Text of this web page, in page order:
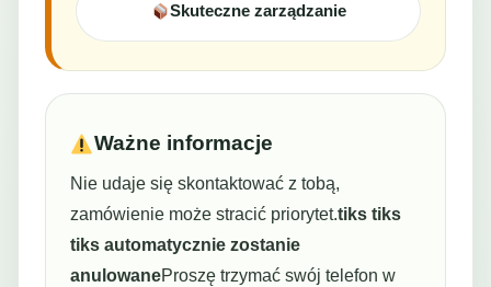
Skuteczne zarządzanie
Ważne informacje
Nie udaje się skontaktować z tobą,
zamówienie może stracić priorytet.tiks tiks
tiks automatycznie zostanie
anulowaneProszę trzymać swój telefon w